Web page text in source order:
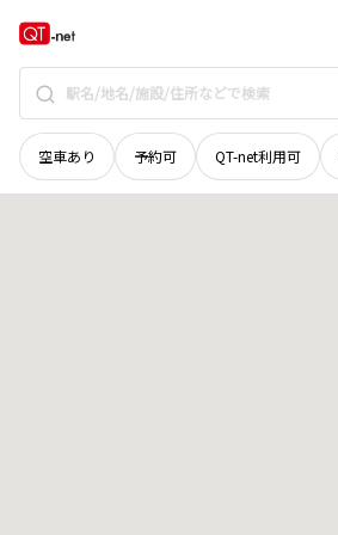
空車あり 予約可 QT-net利用可
宮城県